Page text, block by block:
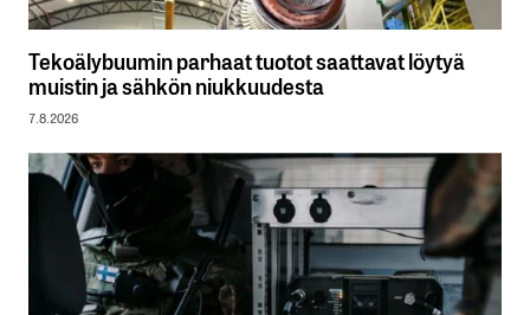
Tekoälybuumin parhaat tuotot saattavat löytyä
muistin ja sähkön niukkuudesta
7.8.2026